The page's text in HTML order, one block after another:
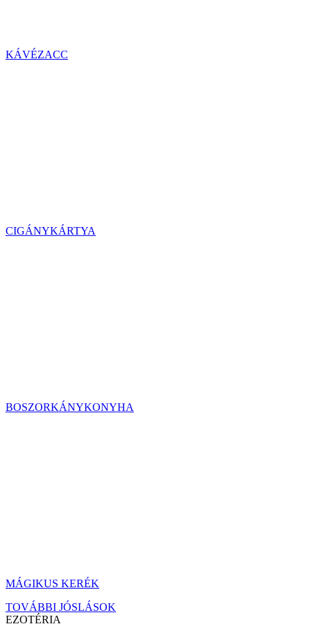
KÁVÉZACC
CIGÁNYKÁRTYA
BOSZORKÁNYKONYHA
MÁGIKUS KERÉK
TOVÁBBI JÓSLÁSOK
EZOTÉRIA